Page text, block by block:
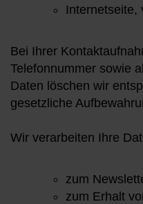
Internetseite,
Bei Ihrer
Telefonnummer sowie
Daten löschen wir
gesetzliche
Wir verarbeiten Ihre
zum
zum Erhalt